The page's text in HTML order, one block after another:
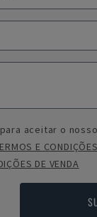
aceitar o nosso
E
DE VENDA